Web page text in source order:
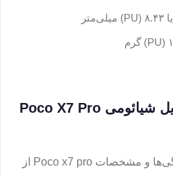
بررسی گوشی موبایل شیائومی Poco X7 Pro
پس از آشنایی مختصر با ویژگی‌ها و مشخصات Poco x7 pro از